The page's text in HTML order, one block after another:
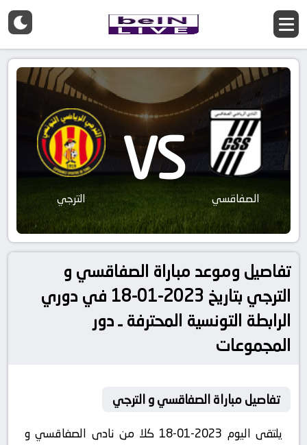
الصفاقسي VS الترجي
تفاصيل وموعد مباراة الصفاقسي و
الترجي بتاريخ 2023-01-18 في دوري
الرابطة التونسية المحترفة ـ دور
المجموعات
تفاصيل مباراة الصفاقسي و الترجي
يلتقى اليوم 2023-01-18 كلا من نادى الصفاقسي و